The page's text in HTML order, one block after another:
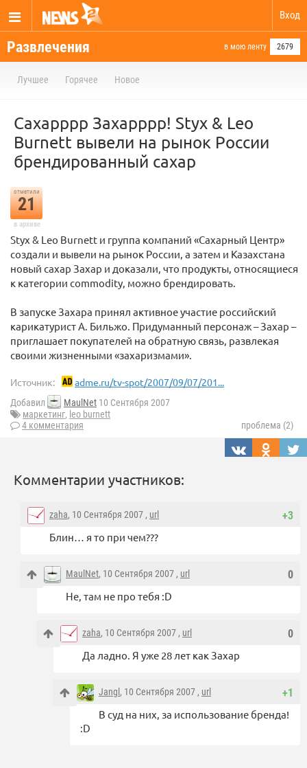
Вход
Развлечения в мою ленту 2679
Лучшее Горячее Новое
Сахарррр Захарррр! Styx & Leo
Burnett вывели на рынок России
брендированный сахар
отметили
21
в архиве
Styx & Leo Burnett и группа компаний «Сахарный Центр»
создали и вывели на рынок России, а затем и Казахстана
новый сахар Захар и доказали, что продукты, относящиеся
к категории commodity, можно брендировать.
В запуске Захара принял активное участие российский
карикатурист А. Бильжо. Придуманный персонаж – Захар –
приглашает покупателей на обратную связь, развлекая
своими жизненными «захаризмами».
Источник: adme.ru/tv-spot/2007/09/07/201...
Добавил MaulNet 10 Сентября 2007
маркетинг, leo burnett
4 комментария
проблема (2)
Комментарии участников:
+3
zaha, 10 Сентября 2007 , url
Блин… я то при чем???
0
MaulNet, 10 Сентября 2007 , url
Не, там не про тебя :D
0
zaha, 10 Сентября 2007 , url
Да ладно. Я уже 28 лет как Захар
+1
Jangl , 10 Сентября 2007 , url
В суд на них, за использование бренда!
:D